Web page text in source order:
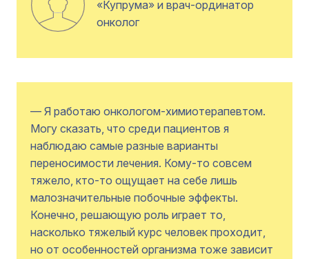
«Купрума» и врач-ординатор
онколог
— Я работаю онкологом-химиотерапевтом.
Могу сказать, что среди пациентов я
наблюдаю самые разные варианты
переносимости лечения. Кому-то совсем
тяжело, кто-то ощущает на себе лишь
малозначительные побочные эффекты.
Конечно, решающую роль играет то,
насколько тяжелый курс человек проходит,
но от особенностей организма тоже зависит